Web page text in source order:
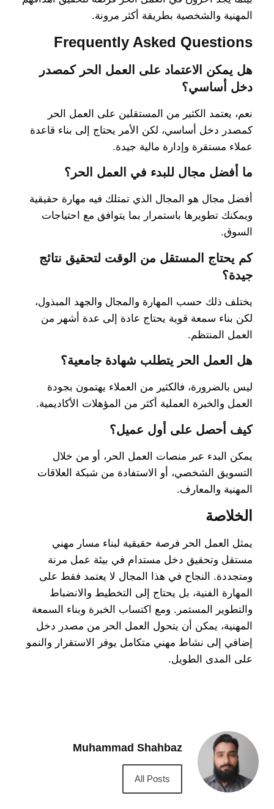
المهنية والشخصية بطريقة أكثر مرونة.
Frequently Asked Questions
هل يمكن الاعتماد على العمل الحر كمصدر
دخل أساسي؟
نعم، يعتمد الكثير من المستقلين على العمل الحر
كمصدر دخل أساسي، لكن الأمر يحتاج إلى بناء قاعدة
عملاء مستقرة وإدارة مالية جيدة.
ما أفضل مجال للبدء في العمل الحر؟
أفضل مجال هو المجال الذي تمتلك فيه مهارة حقيقية
ويمكنك تطويرها باستمرار بما يتوافق مع احتياجات
السوق.
كم يحتاج المستقل من الوقت لتحقيق نتائج
جيدة؟
يختلف ذلك حسب المهارة والمجال والجهد المبذول،
لكن بناء سمعة قوية يحتاج عادة إلى عدة أشهر من
العمل المنتظم.
هل العمل الحر يتطلب شهادة جامعية؟
ليس بالضرورة، فالكثير من العملاء يهتمون بجودة
العمل والخبرة العملية أكثر من المؤهلات الأكاديمية.
كيف أحصل على أول عميل؟
يمكن البدء عبر منصات العمل الحر، أو من خلال
التسويق الشخصي، أو الاستفادة من شبكة العلاقات
المهنية والمعارف.
الخلاصة
يمثل العمل الحر فرصة حقيقية لبناء مسار مهني
مستقل وتحقيق دخل مستدام في بيئة عمل مرنة
ومتجددة. النجاح في هذا المجال لا يعتمد فقط على
المهارة الفنية، بل يحتاج إلى التخطيط والانضباط
والتطوير المستمر. ومع اكتساب الخبرة وبناء السمعة
المهنية، يمكن أن يتحول العمل الحر من مصدر دخل
إضافي إلى نشاط مهني متكامل يوفر الاستقرار والنمو
على المدى الطويل.
Muhammad Shahbaz
All Posts